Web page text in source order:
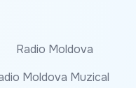
Radio Moldova
Moldova Muzical